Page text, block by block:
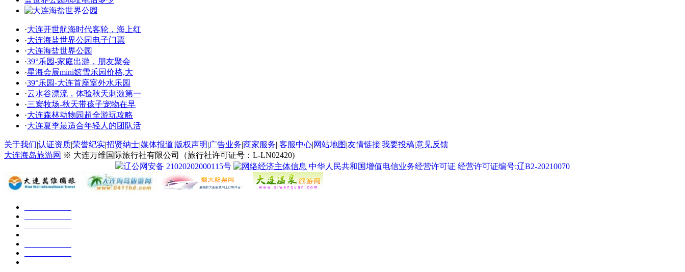
·大连开世航海时代客轮，海上红
·大连海盐世界公园电子门票
·大连海盐世界公园
·39°乐园-家庭出游，朋友聚会
·星海会展mini嬉雪乐园价格,大
·39°乐园-大连首座室外水乐园
·云水谷漂流，体验秋天刺激第一
·三寰牧场-秋天带孩子宠物在早
·大连森林动物园超全游玩攻略
·大连夏季最适合年轻人的团队活
关于我们|认证资质|荣誉纪实|招贤纳士|媒体报道|版权声明|广告业务|商家服务| 客服中心|网站地图|友情链接|我要投稿|意见反馈
大连海岛旅游网 ※ 大连万维国际旅行社有限公司（旅行社许可证号：L-LN02420)
辽公网安备 21020202000115号
中华人民共和国增值电信业务经营许可证 经营许可证编号:辽B2-20210070